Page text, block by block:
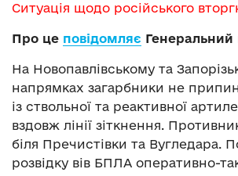
Ситуація щодо російського
Про це повідомляє
На Новопавлівському та
напрямках загарбники не
із ствольної та реактивної
вздовж лінії зіткнення.
біля Пречистівки та Вугледара.
розвідку вів БПЛА оперативно-